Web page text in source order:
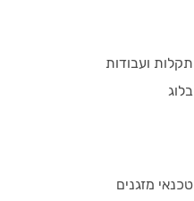
תקלות ועבודות
בלוג
טכנאי מזגנים